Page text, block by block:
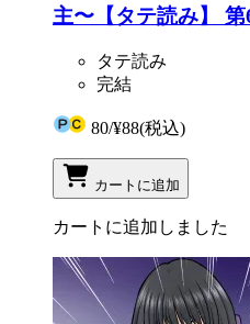
主〜【タテ読み】
タテ読み
完結
80/¥88(税込)
カートに追加
カートに追加しました